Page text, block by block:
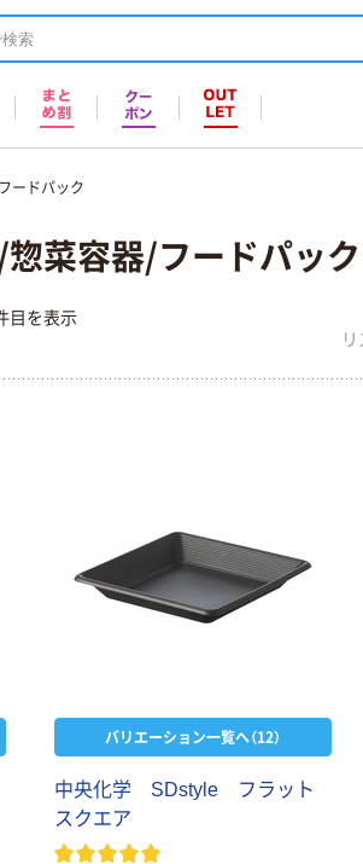
ードパック
菜容器/フードパック
目を表示
リ
バリエーション一覧へ（12）
中央化学 SDstyle フラット
スクエア